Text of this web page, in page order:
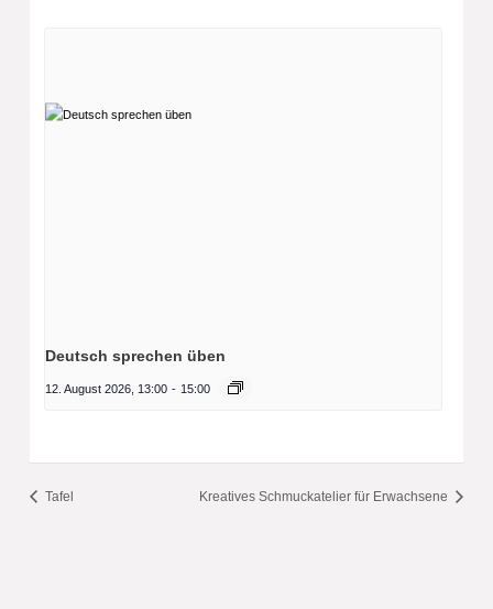
Deutsch sprechen üben
12. August 2026, 13:00 - 15:00
Tafel Kreatives Schmuckatelier für Erwachsene